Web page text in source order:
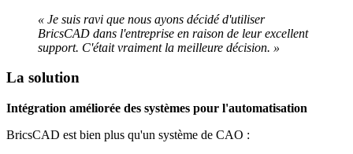
« Je suis ravi que nous ayons décidé d'utiliser
BricsCAD dans l'entreprise en raison de leur excellent
support. C'était vraiment la meilleure décision. »
La solution
Intégration améliorée des systèmes pour l'automatisation
BricsCAD est bien plus qu'un système de CAO :